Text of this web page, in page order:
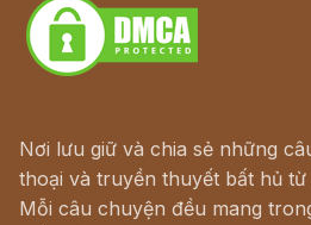
Nơi lưu giữ và chia sẻ những
thoại và truyền thuyết bất hủ
Mỗi câu chuyện đều mang